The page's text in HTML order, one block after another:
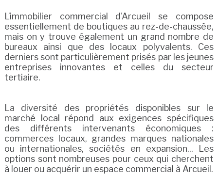
L’immobilier commercial d'Arcueil se compose
essentiellement de boutiques au rez-de-chaussée,
mais on y trouve également un grand nombre de
bureaux ainsi que des locaux polyvalents. Ces
derniers sont particulièrement prisés par les jeunes
entreprises innovantes et celles du secteur
tertiaire.
La diversité des propriétés disponibles sur le
marché local répond aux exigences spécifiques
des différents intervenants économiques :
commerces locaux, grandes marques nationales
ou internationales, sociétés en expansion... Les
options sont nombreuses pour ceux qui cherchent
à louer ou acquérir un espace commercial à Arcueil.